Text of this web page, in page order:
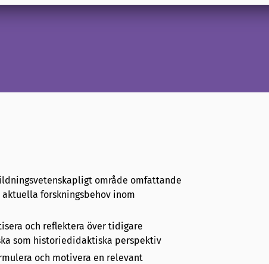
område omfattande
forskningsbehov inom
och reflektera över tidigare
som historiedidaktiska perspektiv
och motivera en relevant